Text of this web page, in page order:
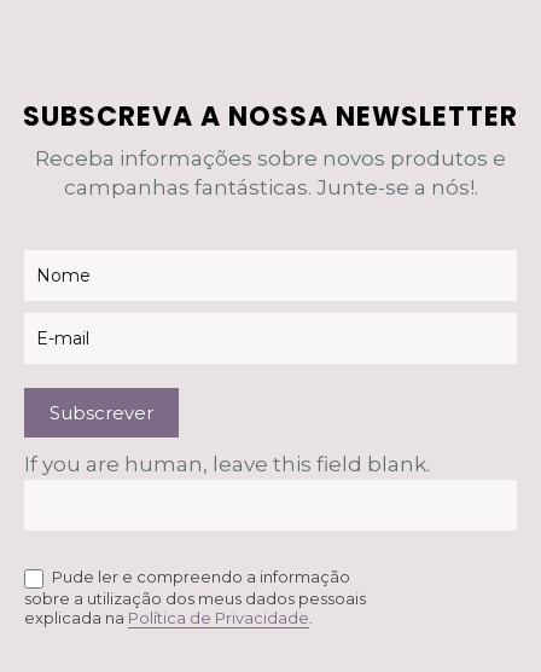
SUBSCREVA A NOSSA NEWSLETTER
Receba informações sobre novos produtos e
campanhas fantásticas. Junte-se a nós!.
Newsletter
Pude ler e compreendo a informação
sobre a utilização dos meus dados pessoais
explicada na Política de Privacidade
Subscrever
If you are human, leave this field blank.